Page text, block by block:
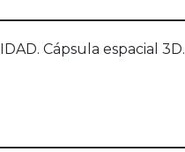
Cápsula espacial